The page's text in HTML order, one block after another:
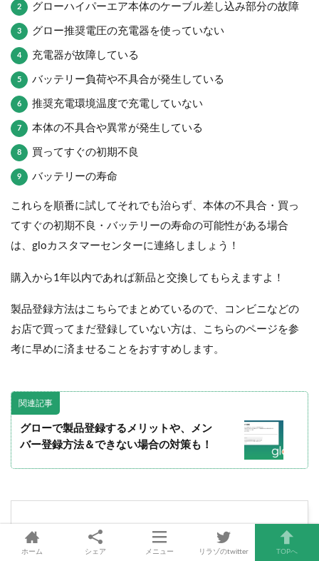
グローハイパーエア本体のケーブル差し込み部分の故障
グロー推奨電圧の充電器を使っていない
充電器が故障している
バッテリー負荷や不具合が発生している
推奨充電環境温度で充電していない
本体の不具合や異常が発生している
買ってすぐの初期不良
バッテリーの寿命
これらを順番に試してそれでも治らず、本体の不具合・買っ
てすぐの初期不良・バッテリーの寿命の可能性がある場合
は、gloカスタマーセンターに連絡しましょう！
購入から1年以内であれば新品と交換してもらえますよ！
製品登録方法はこちらでまとめているので、コンビニなどの
お店で買ってまだ登録していない方は、こちらのページを参
考に早めに済ませることをおすすめします。
関連記事
グローで製品登録するメリットや、メン
バー登録方法＆できない場合の対策も！
グローハイパーエア 非正規
販売品＆中古品
ホーム シェア メニュー リラゾのtwitter TOPへ